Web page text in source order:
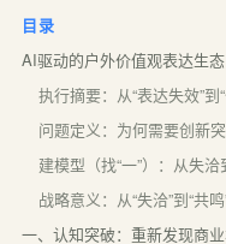
目录
AI驱动的户外价值观表达生
执行摘要：从“表达失效”
问题定义：为何需要创新
建模型（找“一”）：从失
战略意义：从“失洽”到“共
一、认知突破：重新发现商